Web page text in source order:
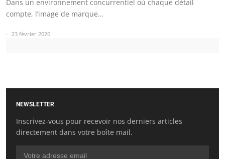
Dans un environnement concurrentiel où chaque détail
compte, l’image de marque…
23 février 2026
NEWSLETTER
Inscrivez-vous pour recevoir nos derniers articles
directement dans votre boîte mail.